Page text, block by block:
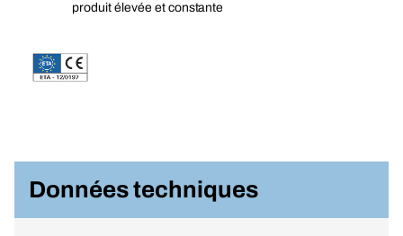
produit élevée et constante
Données techniques